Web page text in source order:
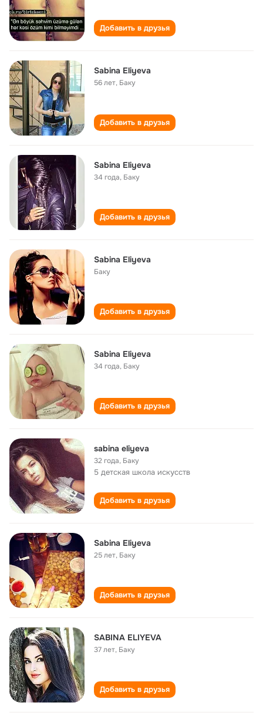
Добавить в друзья
Sabina Eliyeva
56 лет, Баку
Добавить в друзья
Sabina Eliyeva
34 года, Баку
Добавить в друзья
Sabina Eliyeva
Баку
Добавить в друзья
Sabina Eliyeva
34 года, Баку
Добавить в друзья
sabina eliyeva
32 года, Баку
5 детская школа искусств
Добавить в друзья
Sabina Eliyeva
25 лет, Баку
Добавить в друзья
SABINA ELIYEVA
37 лет, Баку
Добавить в друзья